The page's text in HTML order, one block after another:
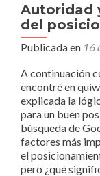
Autoridad
del
Publicada en 16
A continuación
encontré en
explicada la
para un buen
búsqueda de
factores más
el
pero ¿qué